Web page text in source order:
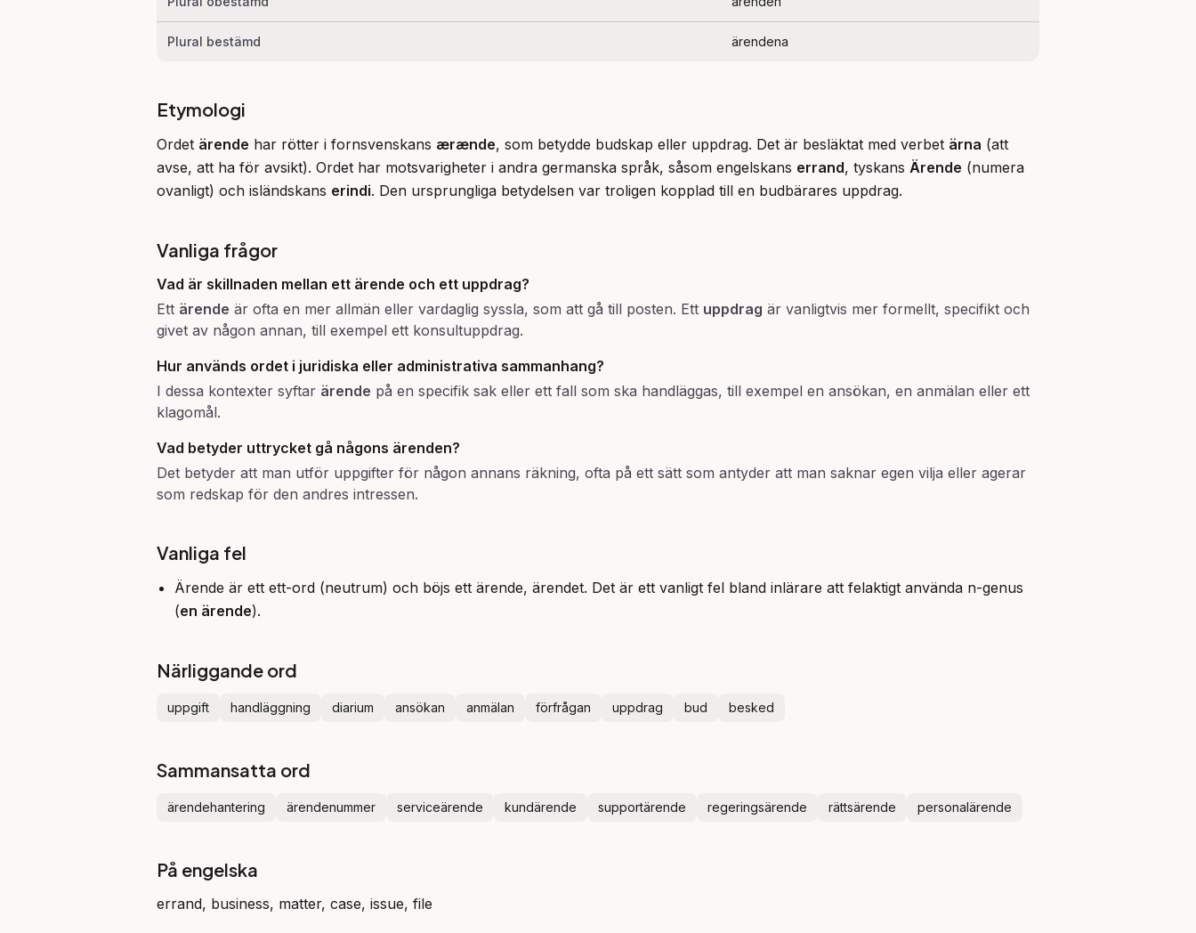
Plural bestämd ärendena
Etymologi
Ordet ärende har rötter i fornsvenskans ærænde, som betydde budskap eller uppdrag. Det är besläktat med verbet ärna (att
avse, att ha för avsikt). Ordet har motsvarigheter i andra germanska språk, såsom engelskans errand, tyskans Ärende (numera
ovanligt) och isländskans erindi. Den ursprungliga betydelsen var troligen kopplad till en budbärares uppdrag.
Vanliga frågor
Vad är skillnaden mellan ett ärende och ett uppdrag?
Ett ärende är ofta en mer allmän eller vardaglig syssla, som att gå till posten. Ett uppdrag är vanligtvis mer formellt, specifikt och
givet av någon annan, till exempel ett konsultuppdrag.
Hur används ordet i juridiska eller administrativa sammanhang?
I dessa kontexter syftar ärende på en specifik sak eller ett fall som ska handläggas, till exempel en ansökan, en anmälan eller ett
klagomål.
Vad betyder uttrycket gå någons ärenden?
Det betyder att man utför uppgifter för någon annans räkning, ofta på ett sätt som antyder att man saknar egen vilja eller agerar
som redskap för den andres intressen.
Vanliga fel
Ärende är ett ett-ord (neutrum) och böjs ett ärende, ärendet. Det är ett vanligt fel bland inlärare att felaktigt använda n-genus
(en ärende).
Närliggande ord
uppgift handläggning diarium ansökan anmälan förfrågan uppdrag bud besked
Sammansatta ord
ärendehantering ärendenummer serviceärende kundärende supportärende regeringsärende rättsärende personalärende
På engelska
errand, business, matter, case, issue, file